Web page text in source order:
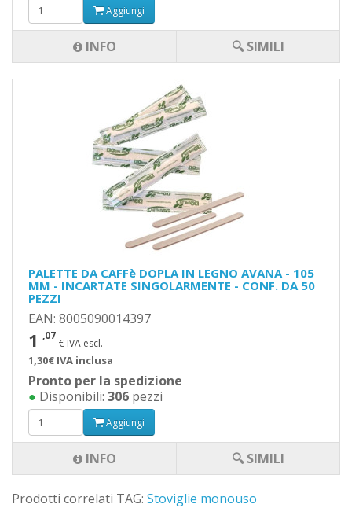
PALETTE DA CAFFè DOPLA IN LEGNO AVANA - 105
MM - INCARTATE SINGOLARMENTE - CONF. DA 50
PEZZI
EAN: 8005090014397
1 ,07
€ IVA escl.
1,30€ IVA inclusa
Pronto per la spedizione
● Disponibili: 306 pezzi
Aggiungi
INFO 🔍 SIMILI
Aggiungi
INFO 🔍 SIMILI
Prodotti correlati TAG: Stoviglie monouso